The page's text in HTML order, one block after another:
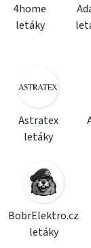
4home
letáky
Astratex
letáky
BobrElektro.cz
letáky